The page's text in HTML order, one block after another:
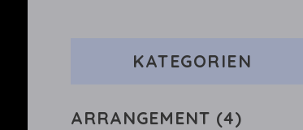
KATEGORIEN
ARRANGEMENT (4)